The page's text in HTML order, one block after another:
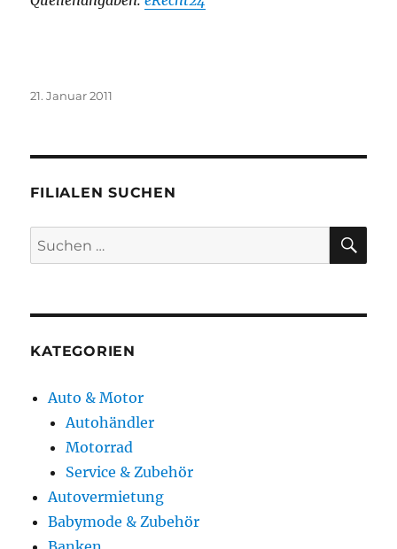
Veröffentlicht
21. Januar 2011
FILIALEN SUCHEN
Suchen
nach:
KATEGORIEN
Auto & Motor
Autohändler
Motorrad
Service & Zubehör
Autovermietung
Babymode & Zubehör